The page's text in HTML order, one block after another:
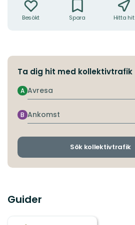
Besökt Spara Hitta hit
Ta dig hit med kollektivtrafik
Avresa
A
Ankomst
B
Sök kollektivtrafik
Guider